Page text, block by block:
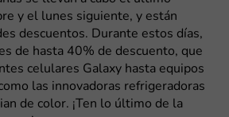
y el lunes siguiente, y están
descuentos. Durante estos días,
de hasta 40% de descuento, que
celulares Galaxy hasta equipos
las innovadoras refrigeradoras
de color. ¡Ten lo último de la